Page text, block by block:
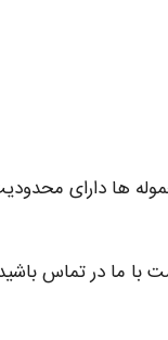
ها دارای
با ما در تماس